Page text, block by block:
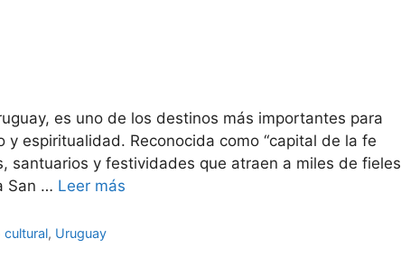
es uno de los destinos más importantes para
espiritualidad. Reconocida como “capital de la fe
santuarios y festividades que atraen a miles de fieles
San … Leer más
cultural, Uruguay